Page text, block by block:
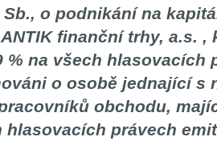
Sb., o podnikání na
finanční trhy, a.s. ,
% na všech hlasovacích
o osobě jednající s
obchodu,
hlasovacích právech